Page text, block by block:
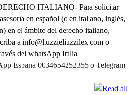
ITALIANO- Para solicitar
en español (o en italiano, inglés,
en el ámbito del derecho italiano,
a info@liuzzieliuzzilex.com o
del whatsApp Italia
España 0034654252355 o Telegram